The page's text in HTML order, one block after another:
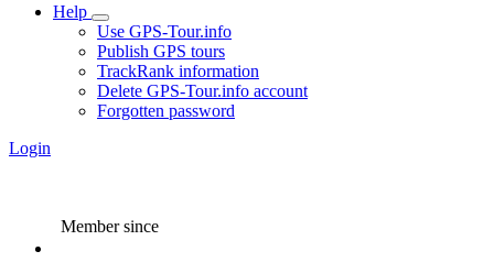
Help
Use GPS-Tour.info
Publish GPS tours
TrackRank information
Delete GPS-Tour.info account
Forgotten password
Login
Member since